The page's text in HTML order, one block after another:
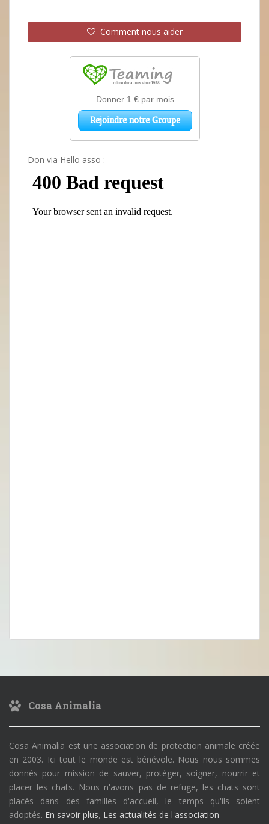
Comment nous aider
Don via Hello asso :
Cosa Animalia
Cosa Animalia est une association de protection animale créée
en 2003. Ici tout le monde est bénévole. Nous nous sommes
donnés pour mission de sauver, protéger, soigner, nourrir et
placer les chats. Nous n'avons pas de refuge, les chats sont
placés dans des familles d'accueil, le temps qu'ils soient
adoptés. En savoir plus, Les actualités de l'association